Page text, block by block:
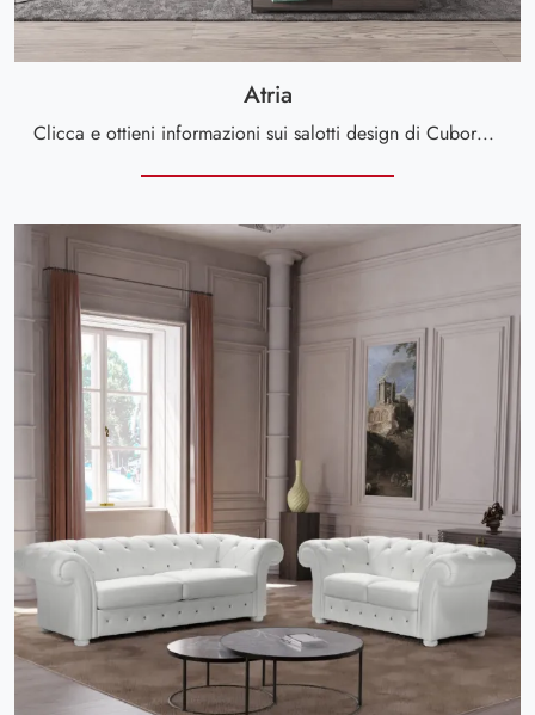
Atria
Clicca e ottieni informazioni sui salotti design di Cuborosso! Diversi modelli di divani, come Atria, ti attendono.